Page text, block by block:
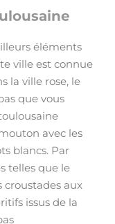
éléments
ville est connue
la ville rose, le
que vous
avec les
blancs. Par
telles que le
croustades aux
issus de la